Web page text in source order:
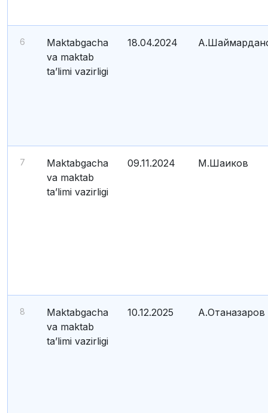
6
Maktabgacha
va maktab
ta’limi vazirligi
18.04.2024
7
Maktabgacha
va maktab
ta’limi vazirligi
09.11.2024 М.Шаиков
8
Maktabgacha
va maktab
ta’limi vazirligi
10.12.2025 А.Отаназаров